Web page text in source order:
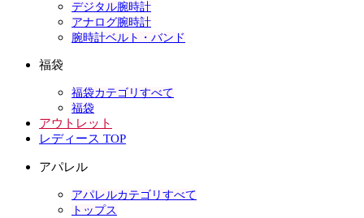
デジタル腕時計
アナログ腕時計
腕時計ベルト・バンド
福袋
福袋カテゴリすべて
福袋
アウトレット
レディース TOP
アパレル
アパレルカテゴリすべて
トップス